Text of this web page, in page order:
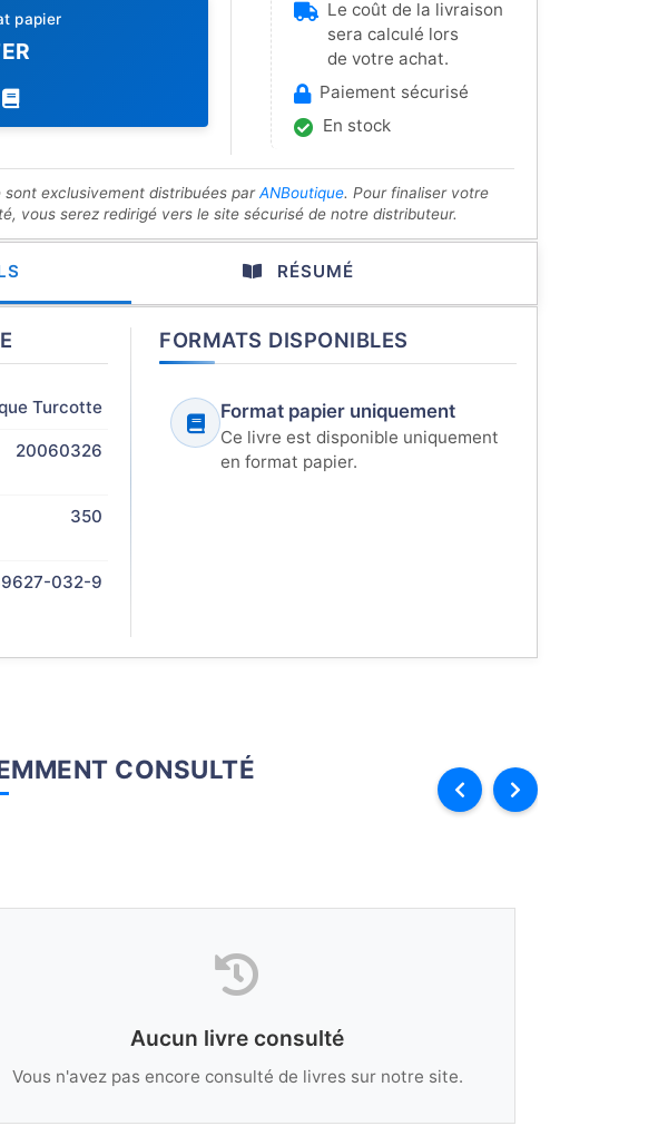
papier
Le coût de la livraison
sera calculé lors
de votre achat.
Paiement sécurisé
En stock
sont exclusivement distribuées parANBoutique. Pour finaliser votre
vous serez redirigé vers le site sécurisé de notre distributeur.
RÉSUMÉ
Turcotte
20060326
350
032-9
FORMATS DISPONIBLES
Format papier uniquement
Ce livre est disponible uniquement
en format papier.
CONSULTÉ
Aucun livre consulté
Vous n'avez pas encore consulté de livres sur notre site.